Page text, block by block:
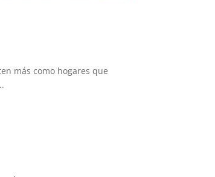
más como hogares que